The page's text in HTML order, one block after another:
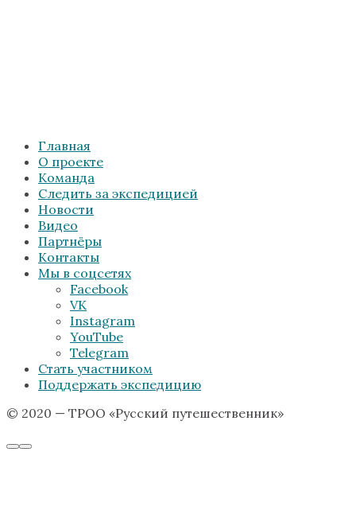
Главная
О проекте
Команда
Следить за экспедицией
Новости
Видео
Партнёры
Контакты
Мы в соцсетях
Facebook
VK
Instagram
YouTube
Telegram
Стать участником
Поддержать экспедицию
© 2020 — ТРОО «Русский путешественник»